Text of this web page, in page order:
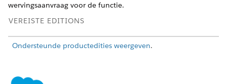
wervingsaanvraag voor de functie.
VEREISTE EDITIONS
Ondersteunde productedities weergeven.